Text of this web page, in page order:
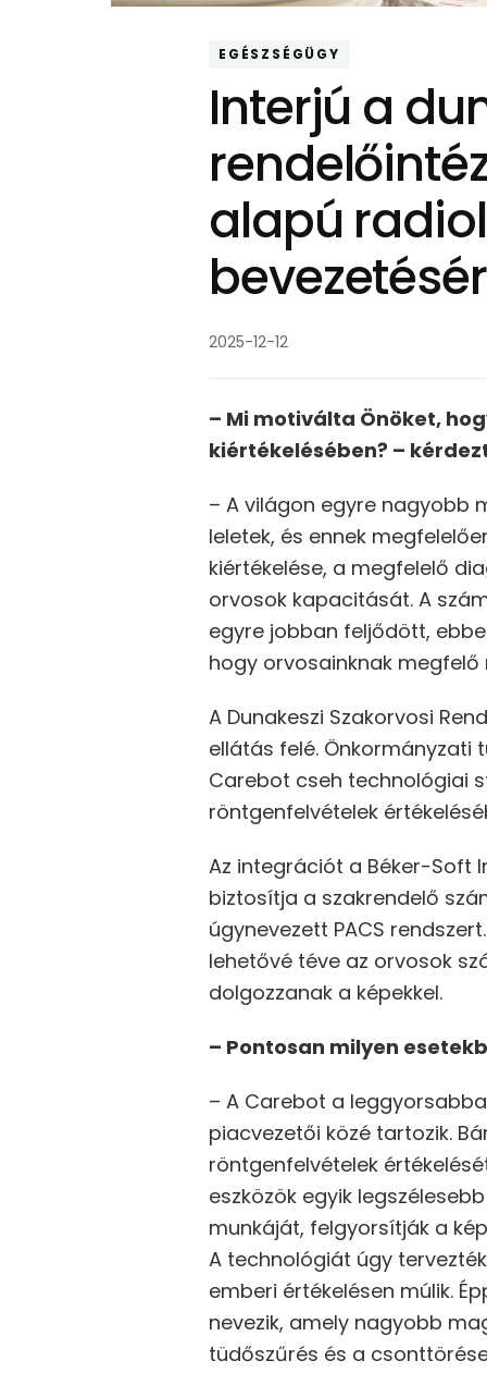
EGÉSZSÉGÜGY
Interjú a
alapú
2025-12-12
– Mi motiválta Önöket,
kiértékelésében? –
– A világon egyre nagyobb
leletek, és ennek
kiértékelése, a megfelelő
orvosok kapacitását. A
egyre jobban feljődött,
hogy orvosainknak
A Dunakeszi Szakorvosi
ellátás felé. Önkormányzati
Carebot cseh technológiai
röntgenfelvételek
Az integrációt a Béker-Soft
biztosítja a szakrendelő
úgynevezett PACS
lehetővé téve az orvosok
dolgozzanak a képekkel.
– Pontosan milyen
– A Carebot a
piacvezetői közé tartozik.
röntgenfelvételek
eszközök egyik
munkáját, felgyorsítják a
A technológiát úgy
emberi értékelésen múlik.
nevezik, amely nagyobb
tüdőszűrés és a